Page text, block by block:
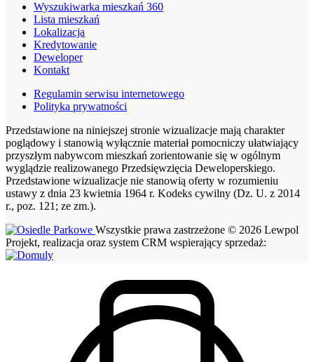
Wyszukiwarka mieszkań 360
Lista mieszkań
Lokalizacja
Kredytowanie
Deweloper
Kontakt
Regulamin serwisu internetowego
Polityka prywatności
Przedstawione na niniejszej stronie wizualizacje mają charakter
poglądowy i stanowią wyłącznie materiał pomocniczy ułatwiający
przyszłym nabywcom mieszkań zorientowanie się w ogólnym
wyglądzie realizowanego Przedsięwzięcia Deweloperskiego.
Przedstawione wizualizacje nie stanowią oferty w rozumieniu
ustawy z dnia 23 kwietnia 1964 r. Kodeks cywilny (Dz. U. z 2014
r., poz. 121; ze zm.).
Wszystkie prawa zastrzeżone © 2026 Lewpol
Projekt, realizacja oraz system CRM wspierający sprzedaż: